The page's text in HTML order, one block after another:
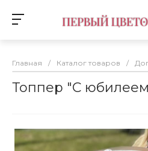
Главная / Каталог товаров /
Топпер "С